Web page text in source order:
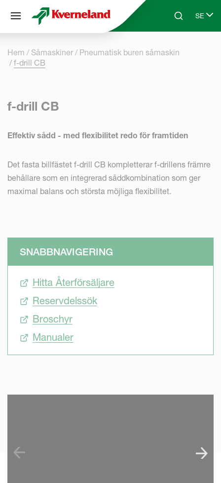
Skip to main contentSearchSE
Select
Hem Såmaskiner
Pneumatisk buren såmaskin
f-drill CB
f-drill CB
Effektiv sådd - med flexibilitet redo för framtiden
Det fasta billfästet f-drill CB kompletterar f-drillens främre
behållare som en integrerad såddkombination som ger
maximal balans och största möjliga flexibilitet.
SNABBNAVIGERING
Hitta Återförsäljare
Reservdelssök
Broschyr
Manualer
Cookie- hanteringspanel